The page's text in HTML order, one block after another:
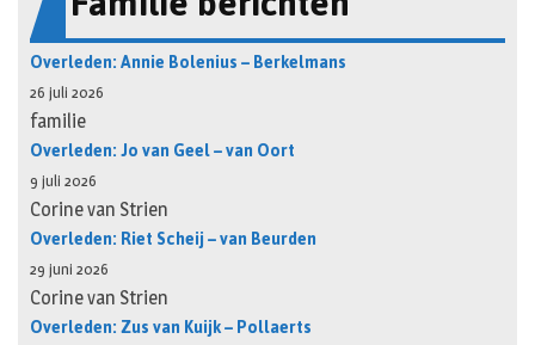
Overleden: Annie Bolenius – Berkelmans
26 juli 2026
familie
Overleden: Jo van Geel – van Oort
9 juli 2026
Corine van Strien
Overleden: Riet Scheij – van Beurden
29 juni 2026
Corine van Strien
Overleden: Zus van Kuijk – Pollaerts